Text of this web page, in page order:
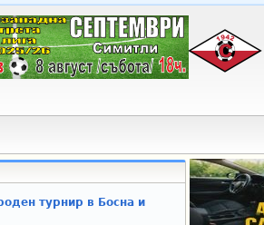
турнир в Босна и